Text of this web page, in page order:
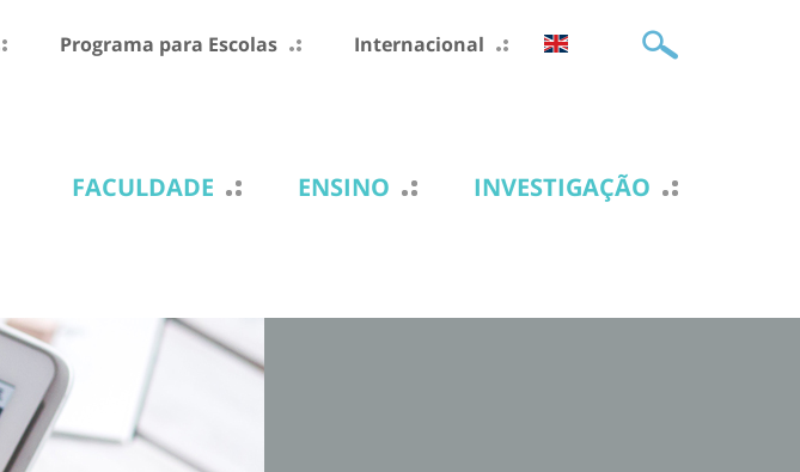
Programa para Escolas Internacional
FACULDADE ENSINO INVESTIGAÇÃO